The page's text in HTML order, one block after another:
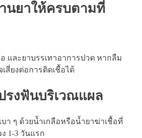
นยาให้ครบตามที่
และยาบรรเทาอาการปวด หากลืม
สี่ยงต่อการติดเชื้อได้
รงฟันบริเวณแผล
า ๆ ด้วยน้ำเกลือหรือน้ำยาฆ่าเชื้อที่
1-3 วันแรก